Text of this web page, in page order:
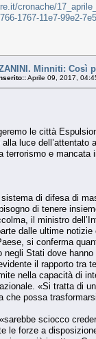
cronache/
1767-11e7-99e2-
Minniti: Così
Aprile 09, 2017,
le città
alla luce
terrorismo e mancata
sistema di difesa di
di tenere
il ministro
dalle ultime
si conferma
negli Stati dove
il rapporto tra
nella capacità di
«Si tratta di
che possa
sciocco
le forze a